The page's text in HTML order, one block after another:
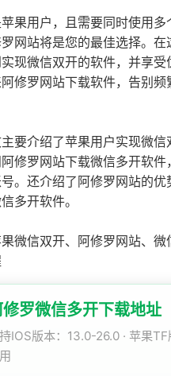
果用户，且需要同时使用多
网站将是您的最佳选择。在
现微信双开的软件，并享受
修罗网站下载软件，告别频
要介绍了苹果用户实现微信
修罗网站下载微信多开软件
。还介绍了阿修罗网站的优
多开软件。
微信双开、阿修罗网站、微
修罗微信多开下载地址
IOS版本：13.0-26.0 · 苹果TF